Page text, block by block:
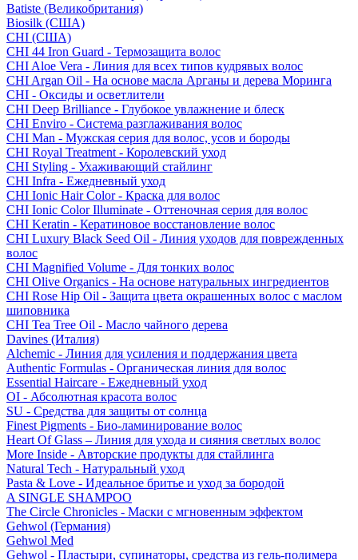
Batiste (Великобритания)
Biosilk (США)
CHI (США)
CHI 44 Iron Guard - Термозащита волос
CHI Aloe Vera - Линия для всех типов кудрявых волос
CHI Argan Oil - На основе масла Арганы и дерева Моринга
CHI - Оксиды и осветлители
CHI Deep Brilliance - Глубокое увлажнение и блеск
CHI Enviro - Система разглаживания волос
CHI Man - Мужская серия для волос, усов и бороды
CHI Royal Treatment - Королевский уход
CHI Styling - Ухаживающий стайлинг
CHI Infra - Ежедневный уход
CHI Ionic Hair Color - Краска для волос
CHI Ionic Color Illuminate - Оттеночная серия для волос
CHI Keratin - Кератиновое восстановление волос
CHI Luxury Black Seed Oil - Линия уходов для поврежденных
волос
CHI Magnified Volume - Для тонких волос
CHI Olive Organics - На основе натуральных ингредиентов
CHI Rose Hip Oil - Защита цвета окрашенных волос с маслом
шиповника
CHI Tea Tree Oil - Масло чайного дерева
Davines (Италия)
Alchemic - Линия для усиления и поддержания цвета
Authentic Formulas - Органическая линия для волос
Essential Haircare - Eжедневный уход
OI - Абсолютная красота волос
SU - Средства для защиты от солнца
Finest Pigments - Био-ламинирование волос
Heart Of Glass – Линия для ухода и сияния светлых волос
More Inside - Авторские продукты для стайлинга
Natural Tech - Натуральный уход
Pasta & Love - Идеальное бритье и уход за бородой
A SINGLE SHAMPOO
The Circle Chronicles - Маски с мгновенным эффектом
Gehwol (Германия)
Gehwol Med
Gehwol - Пластыри, супинаторы, средства из гель-полимера